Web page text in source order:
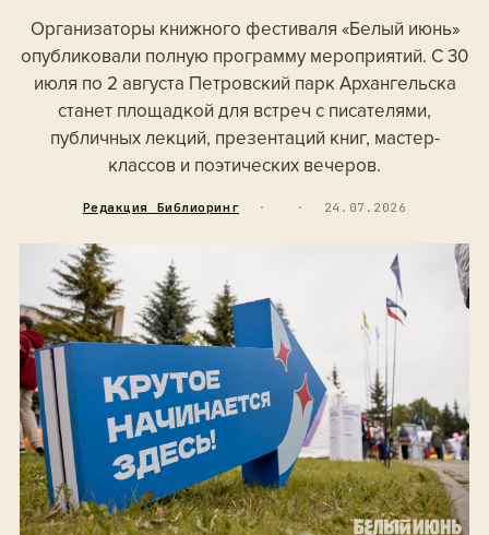
Организаторы книжного фестиваля «Белый июнь»
опубликовали полную программу мероприятий. С 30
июля по 2 августа Петровский парк Архангельска
станет площадкой для встреч с писателями,
публичных лекций, презентаций книг, мастер-
классов и поэтических вечеров.
Редакция Библиоринг · · 24.07.2026